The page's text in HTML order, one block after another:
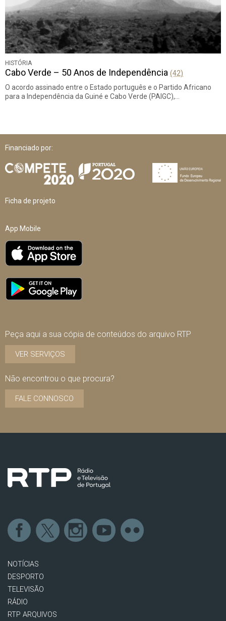
HISTÓRIA
Cabo Verde – 50 Anos de Independência (42)
O acordo assinado entre o Estado português e o Partido Africano
para a Independência da Guiné e Cabo Verde (PAIGC),…
Financiado por:
Ficha de projeto
App Mobile
Peça aqui a sua cópia de conteúdos do arquivo RTP
VER SERVIÇOS
Não encontrou o que procura?
FALE CONNOSCO
NOTÍCIAS
DESPORTO
TELEVISÃO
RÁDIO
RTP ARQUIVOS